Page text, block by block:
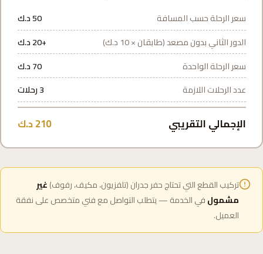
سعر الرحلة حسب المسافة
50 د.ك
الدور الثاني بدون مصعد (طابقان × 10 د.ك)
+20 د.ك
سعر الرحلة الواحدة
70 د.ك
عدد الرحلات اللازمة
3 رحلات
الإجمالي التقريبي 210 د.ك
تركيب القطع التي تحتاج حفر جدران (تلفزيون، مكيف، رفوف)غير
مشمولفي الخدمة — يتطلب التواصل مع فني متخصص على نفقة
العميل.